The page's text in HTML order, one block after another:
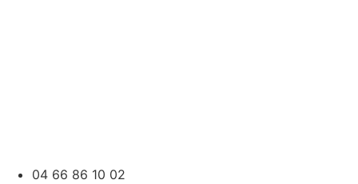
04 66 86 10 02